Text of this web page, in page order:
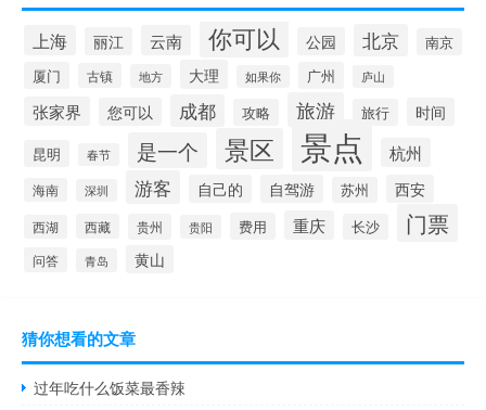
上海 丽江 云南 你可以 公园 北京
南京
厦门
古镇 地方 大理 如果你 广州 庐山
张家界 您可以 成都 攻略 旅游 旅行 时间
昆明 春节 是一个 景区 景点 杭州
海南 深圳 游客 自己的 自驾游 苏州 西安
西湖 西藏 贵州 贵阳 费用 重庆 长沙 门票
问答 青岛 黄山
猜你想看的文章
过年吃什么饭菜最香辣